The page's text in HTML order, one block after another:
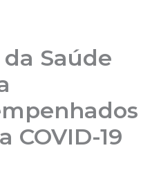
Saúde
COVID-19